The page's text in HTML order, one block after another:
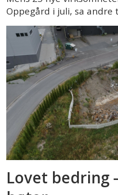
Oppegård i juli, sa andre
Lovet bedring